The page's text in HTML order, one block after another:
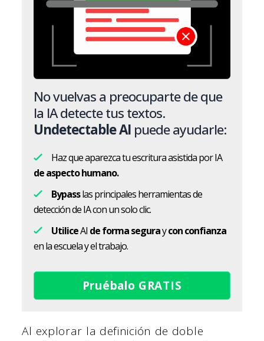
No vuelvas a preocuparte de que
la IA detecte tus textos.
Undetectable AI puede ayudarle:
Haz que aparezca tu escritura asistida por IA
de aspecto humano.
Bypasslas principales herramientas de
detección de IA con un solo clic.
UtiliceAI de forma seguraycon confianza
en la escuela y el trabajo.
Pruébalo GRATIS
Al explorar la definición de doble